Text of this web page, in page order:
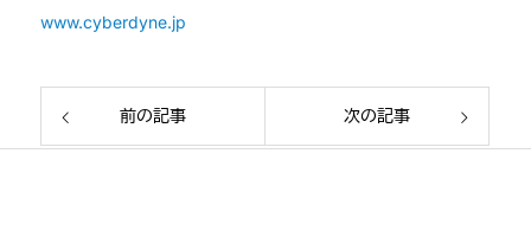
www.cyberdyne.jp
前の記事 次の記事